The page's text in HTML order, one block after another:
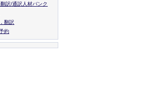
訳/通訳人材バンク
翻訳
約